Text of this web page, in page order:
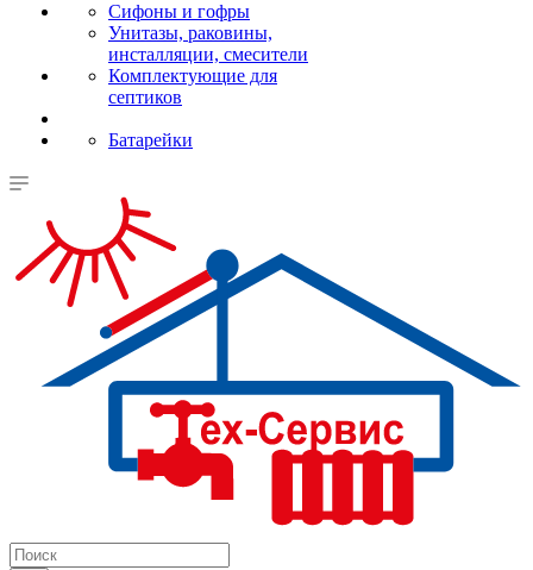
Сифоны и гофры
Унитазы, раковины,
инсталляции, смесители
Комплектующие для
септиков
Батарейки